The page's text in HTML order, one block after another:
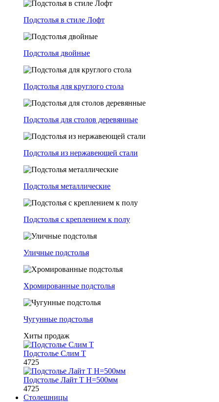
Подстолья в стиле Лофт
Подстолья двойные
Подстолья для круглого стола
Подстолья для столов деревянные
Подстолья из нержавеющей стали
Подстолья металлические
Подстолья с креплением к полу
Уличные подстолья
Хромированные подстолья
Чугунные подстолья
Хиты продаж
Подстолье Слим Т
4725
Подстолье Лайт Т H=500мм
4725
Столешницы